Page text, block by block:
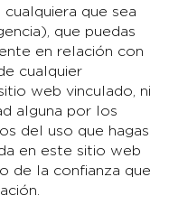
que sea
que puedas
en relación con
cualquier
web vinculado, ni
alguna por los
del uso que hagas
en este sitio web
de la confianza que